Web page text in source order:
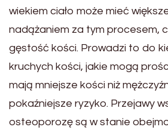
wiekiem ciało może mieć
nadążaniem za tym procesem,
gęstość kości. Prowadzi to do
kruchych kości, jakie mogą
mają mniejsze kości niż
pokaźniejsze ryzyko. Przejawy
osteoporozę są w stanie